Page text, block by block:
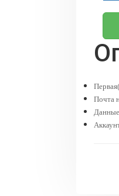
Почта